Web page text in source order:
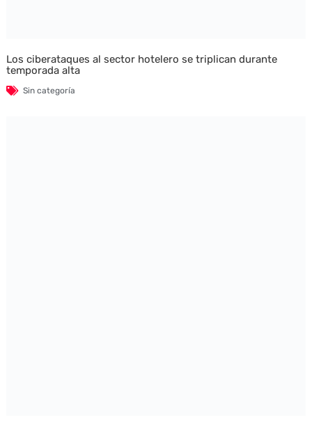
Los ciberataques al sector hotelero se triplican durante
temporada alta
Sin categoría